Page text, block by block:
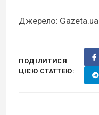
Джерело: Gazeta.ua
ПОДІЛИТИСЯ
ЦІЄЮ СТАТТЕЮ: